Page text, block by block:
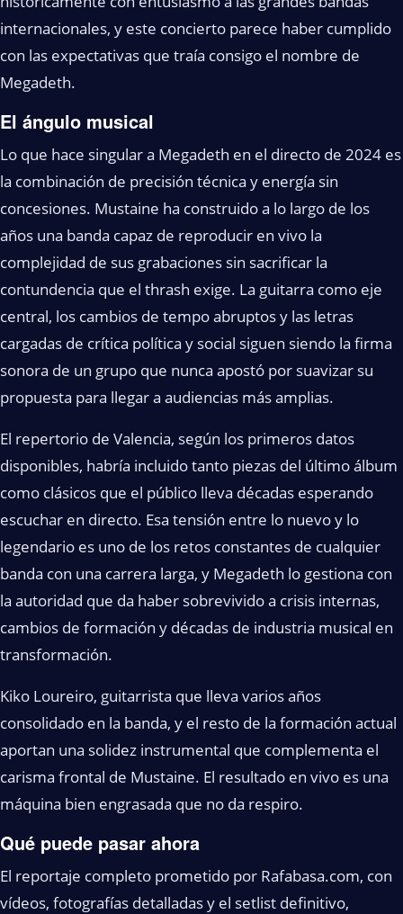
internacionales, y este concierto parece haber cumplido
con las expectativas que traía consigo el nombre de
Megadeth.
El ángulo musical
Lo que hace singular a Megadeth en el directo de 2024 es
la combinación de precisión técnica y energía sin
concesiones. Mustaine ha construido a lo largo de los
años una banda capaz de reproducir en vivo la
complejidad de sus grabaciones sin sacrificar la
contundencia que el thrash exige. La guitarra como eje
central, los cambios de tempo abruptos y las letras
cargadas de crítica política y social siguen siendo la firma
sonora de un grupo que nunca apostó por suavizar su
propuesta para llegar a audiencias más amplias.
El repertorio de Valencia, según los primeros datos
disponibles, habría incluido tanto piezas del último álbum
como clásicos que el público lleva décadas esperando
escuchar en directo. Esa tensión entre lo nuevo y lo
legendario es uno de los retos constantes de cualquier
banda con una carrera larga, y Megadeth lo gestiona con
la autoridad que da haber sobrevivido a crisis internas,
cambios de formación y décadas de industria musical en
transformación.
Kiko Loureiro, guitarrista que lleva varios años
consolidado en la banda, y el resto de la formación actual
aportan una solidez instrumental que complementa el
carisma frontal de Mustaine. El resultado en vivo es una
máquina bien engrasada que no da respiro.
Qué puede pasar ahora
El reportaje completo prometido por Rafabasa.com, con
vídeos, fotografías detalladas y el setlist definitivo,